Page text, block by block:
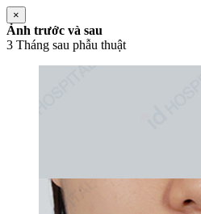
×
Ảnh trước và sau
3 Tháng sau phẫu thuật